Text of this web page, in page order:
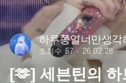
하루쫑일너만생각
조회수 57 26.02.28
[🫶] 세븐틴의